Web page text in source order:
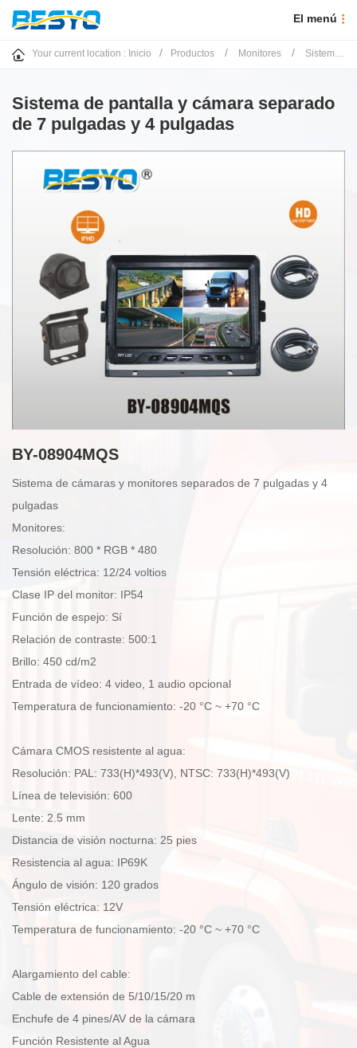
El menú
Your current location : Inicio / Productos / Monitores / Sistema de monitoreo por cable
Sistema de pantalla y cámara separado
de 7 pulgadas y 4 pulgadas
BY-08904MQS
Sistema de cámaras y monitores separados de 7 pulgadas y 4
pulgadas
Monitores:
Resolución: 800 * RGB * 480
Tensión eléctrica: 12/24 voltios
Clase IP del monitor: IP54
Función de espejo: Sí
Relación de contraste: 500:1
Brillo: 450 cd/m2
Entrada de vídeo: 4 video, 1 audio opcional
Temperatura de funcionamiento: -20 °C ~ +70 °C
Cámara CMOS resistente al agua:
Resolución: PAL: 733(H)*493(V), NTSC: 733(H)*493(V)
Línea de televisión: 600
Lente: 2.5 mm
Distancia de visión nocturna: 25 pies
Resistencia al agua: IP69K
Ángulo de visión: 120 grados
Tensión eléctrica: 12V
Temperatura de funcionamiento: -20 °C ~ +70 °C
Alargamiento del cable:
Cable de extensión de 5/10/15/20 m
Enchufe de 4 pines/AV de la cámara
Función Resistente al Agua